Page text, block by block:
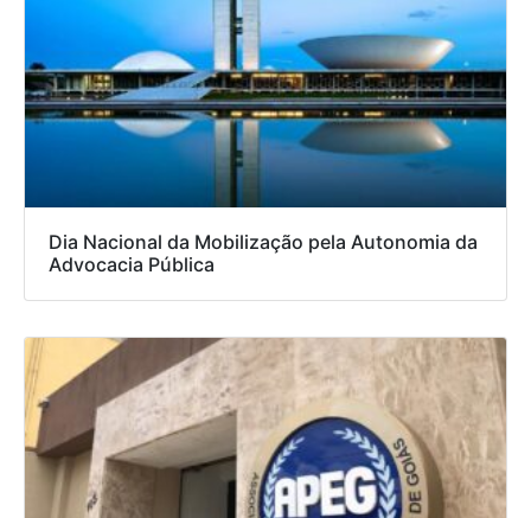
Dia Nacional da Mobilização pela Autonomia da
Advocacia Pública